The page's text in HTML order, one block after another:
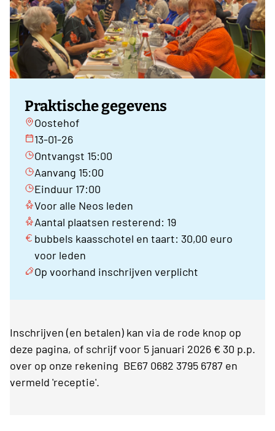
Praktische gegevens
Oostehof
13-01-26
Ontvangst 15:00
Aanvang 15:00
Einduur 17:00
Voor alle Neos leden
Aantal plaatsen resterend: 19
bubbels kaasschotel en taart: 30,00 euro
voor leden
Op voorhand inschrijven verplicht
Inschrijven (en betalen) kan via de rode knop op
deze pagina, of schrijf voor 5 januari 2026 € 30 p.p.
over op onze rekening BE67 0682 3795 6787 en
vermeld 'receptie'.